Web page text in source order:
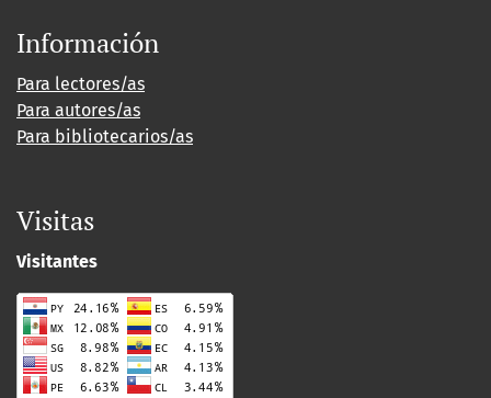
Información
Para lectores/as
Para autores/as
Para bibliotecarios/as
Visitas
Visitantes